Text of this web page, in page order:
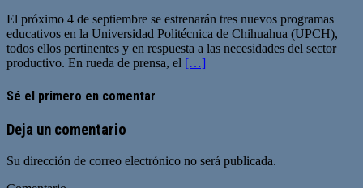
El próximo 4 de septiembre se estrenarán tres nuevos programas
educativos en la Universidad Politécnica de Chihuahua (UPCH),
todos ellos pertinentes y en respuesta a las necesidades del sector
productivo. En rueda de prensa, el […]
Sé el primero en comentar
Deja un comentario
Su dirección de correo electrónico no será publicada.